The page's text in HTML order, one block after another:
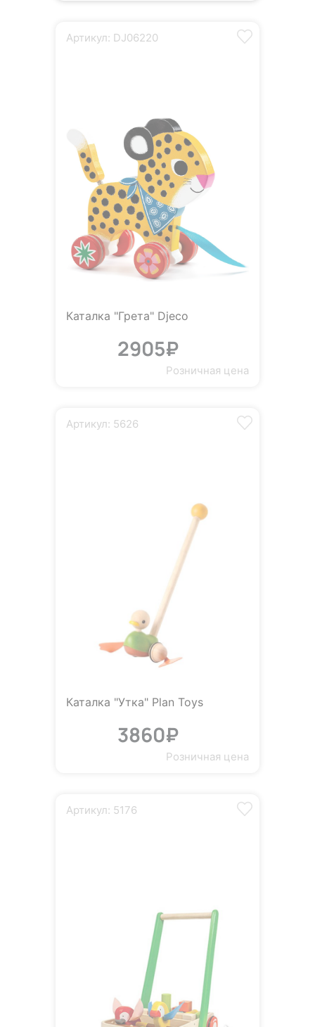
Артикул: DJ06220
Каталка "Грета" Djeco
2905₽
Розничная цена
Артикул: 5626
Каталка "Утка" Plan Toys
3860₽
Розничная цена
Артикул: 5176